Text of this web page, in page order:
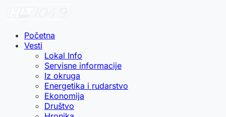
Početna
Vesti
Lokal Info
Servisne informacije
Iz okruga
Energetika i rudarstvo
Ekonomija
Društvo